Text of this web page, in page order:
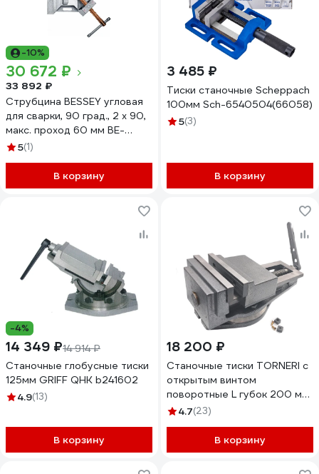
-10%
30 672 ₽
33 892 ₽
Струбцина BESSEY угловая
для сварки, 90 град., 2 x 90,
макс. проход 60 мм BE-
WSM9
5(1)
В корзину
3 485 ₽
Тиски станочные Scheppach
100мм Sch-6540504(66058)
5(3)
В корзину
-4%
14 349 ₽14 914 ₽
Станочные глобусные тиски
125мм GRIFF QHK b241602
4.9(13)
В корзину
18 200 ₽
Станочные тиски TORNERI с
открытым винтом
поворотные L губок 200 мм,
серия QB200 045769
4.7(23)
В корзину